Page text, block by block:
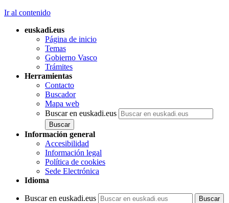
Ir al contenido
euskadi.eus
Página de inicio
Temas
Gobierno Vasco
Trámites
Herramientas
Contacto
Buscador
Mapa web
Buscar en euskadi.eus
Información general
Accesibilidad
Información legal
Política de cookies
Sede Electrónica
Idioma
Buscar en euskadi.eus